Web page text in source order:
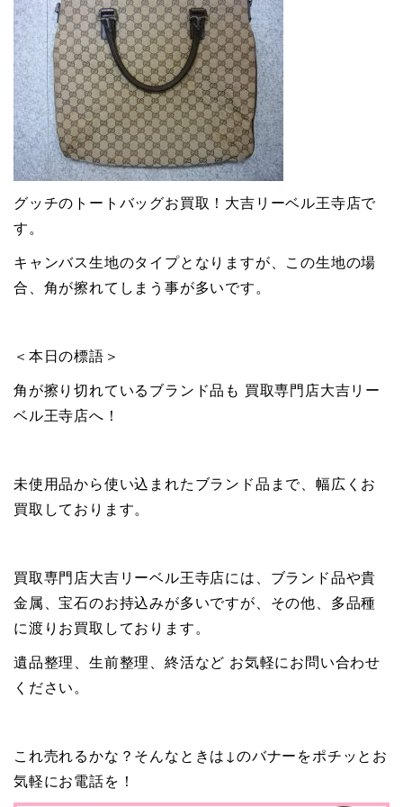
グッチのトートバッグお買取！大吉リーベル王寺店で
す。
キャンバス生地のタイプとなりますが、この生地の場
合、角が擦れてしまう事が多いです。
＜本日の標語＞
角が擦り切れているブランド品も 買取専門店大吉リー
ベル王寺店へ！
未使用品から使い込まれたブランド品まで、幅広くお
買取しております。
買取専門店大吉リーベル王寺店には、ブランド品や貴
金属、宝石のお持込みが多いですが、その他、多品種
に渡りお買取しております。
遺品整理、生前整理、終活など お気軽にお問い合わせ
ください。
これ売れるかな？そんなときは↓のバナーをポチッとお
気軽にお電話を！